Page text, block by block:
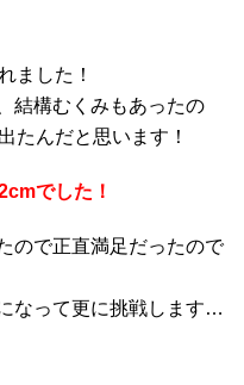
ました！
結構むくみもあったの
たんだと思います！
でした！
ので正直満足だったので
なって更に挑戦します…